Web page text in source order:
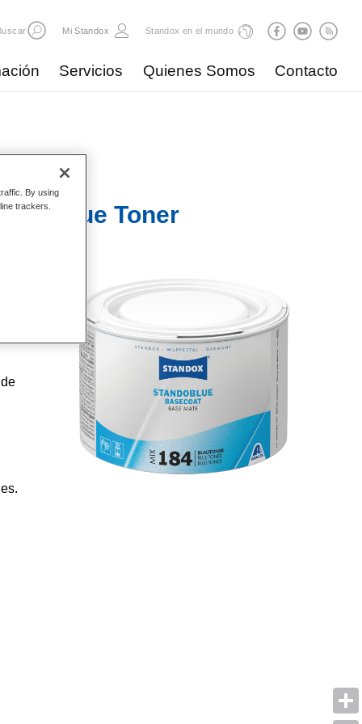
Mi Standox Standox en el mundo
Servicios Quienes Somos Contacto
Blue Toner
el
By using
trackers.